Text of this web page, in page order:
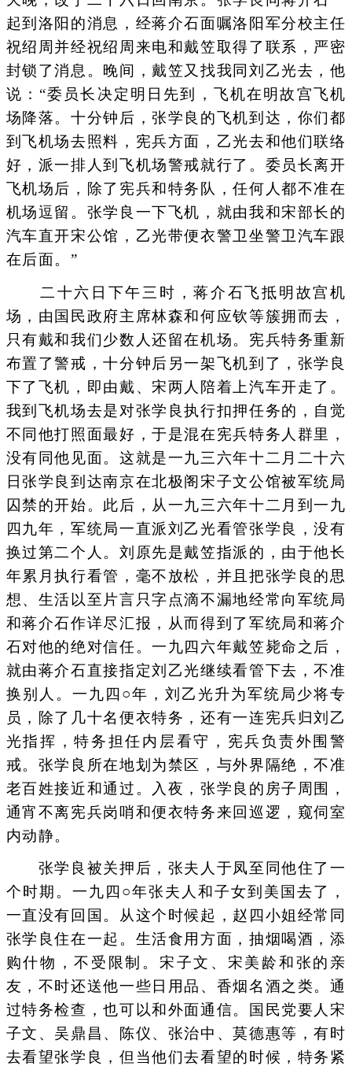
起到洛阳的消息，经蒋介石面嘱洛阳军分校主任
祝绍周并经祝绍周来电和戴笠取得了联系，严密
封锁了消息。晚间，戴笠又找我同刘乙光去，他
说：“委员长决定明日先到，飞机在明故宫飞机
场降落。十分钟后，张学良的飞机到达，你们都
到飞机场去照料，宪兵方面，乙光去和他们联络
好，派一排人到飞机场警戒就行了。委员长离开
飞机场后，除了宪兵和特务队，任何人都不准在
机场逗留。张学良一下飞机，就由我和宋部长的
汽车直开宋公馆，乙光带便衣警卫坐警卫汽车跟
在后面。”
二十六日下午三时，蒋介石飞抵明故宫机
场，由国民政府主席林森和何应钦等簇拥而去，
只有戴和我们少数人还留在机场。宪兵特务重新
布置了警戒，十分钟后另一架飞机到了，张学良
下了飞机，即由戴、宋两人陪着上汽车开走了。
我到飞机场去是对张学良执行扣押任务的，自觉
不同他打照面最好，于是混在宪兵特务人群里，
没有同他见面。这就是一九三六年十二月二十六
日张学良到达南京在北极阁宋子文公馆被军统局
囚禁的开始。此后，从一九三六年十二月到一九
四九年，军统局一直派刘乙光看管张学良，没有
换过第二个人。刘原先是戴笠指派的，由于他长
年累月执行看管，毫不放松，并且把张学良的思
想、生活以至片言只字点滴不漏地经常向军统局
和蒋介石作详尽汇报，从而得到了军统局和蒋介
石对他的绝对信任。一九四六年戴笠毙命之后，
就由蒋介石直接指定刘乙光继续看管下去，不准
换别人。一九四○年，刘乙光升为军统局少将专
员，除了几十名便衣特务，还有一连宪兵归刘乙
光指挥，特务担任内层看守，宪兵负责外围警
戒。张学良所在地划为禁区，与外界隔绝，不准
老百姓接近和通过。入夜，张学良的房子周围，
通宵不离宪兵岗哨和便衣特务来回巡逻，窥伺室
内动静。
张学良被关押后，张夫人于凤至同他住了一
个时期。一九四○年张夫人和子女到美国去了，
一直没有回国。从这个时候起，赵四小姐经常同
张学良住在一起。生活食用方面，抽烟喝酒，添
购什物，不受限制。宋子文、宋美龄和张的亲
友，不时还送他一些日用品、香烟名酒之类。通
过特务检查，也可以和外面通信。国民党要人宋
子文、吴鼎昌、陈仪、张治中、莫德惠等，有时
去看望张学良，但当他们去看望的时候，特务紧